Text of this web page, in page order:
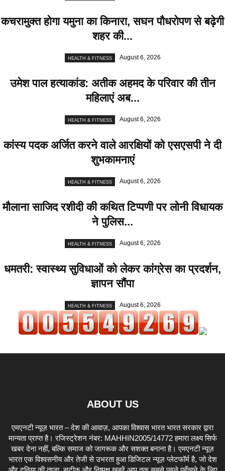
कचरामुक्त होगा यमुना का किनारा, सघन पौधरोपण से बढ़ेगी
शहर की...
HEALTH & FITNESS August 6, 2026
उमेश पाल हत्याकांड: अतीक अहमद के परिवार की तीन
महिलाएं अब...
HEALTH & FITNESS August 6, 2026
कांस्य पदक अर्जित करने वाले आरक्षियों को एसएसपी ने दी
शुभकामनाएं
HEALTH & FITNESS August 6, 2026
मौलाना साजिद रशीदी की कथित टिप्पणी पर लोनी विधायक
ने पुलिस...
HEALTH & FITNESS August 6, 2026
धमतरी: स्वास्थ्य सुविधाओं को लेकर कांग्रेस का प्रदर्शन,
ज्ञापन सौंपा
HEALTH & FITNESS August 6, 2026
ABOUT US
एमएनटी न्यूज़ भारत – देश की आवाज़, आपका विश्वास भारत भारत सरकार द्वारा
मान्यता प्राप्त है। रजिस्ट्रेशन नंबर: MAHHIN2005/14772 हमारा लक्ष्य सिर्फ
खबर देना नहीं, बल्कि समाज को जागरूक और सशक्त बनाना है। एमएनटी न्यूज़
भारत एक विश्वसनीय और तेजी से उभरता हुआ डिजिटल न्यूज़ प्लेटफॉर्म है, जो देश